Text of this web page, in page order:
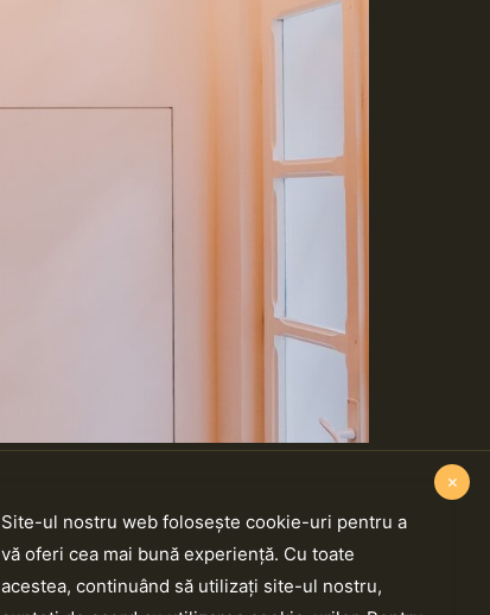
NE GĂSEȘTI PE
Site-ul nostru web folosește cookie-uri pentru a
vă oferi cea mai bună experiență. Cu toate
acestea, continuând să utilizați site-ul nostru,